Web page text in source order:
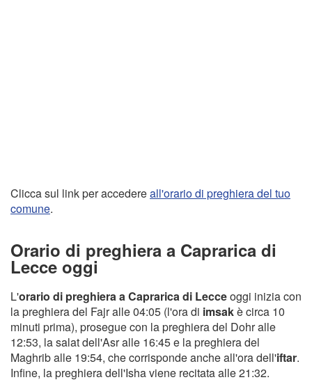
Clicca sul link per accedereall'orario di preghiera del tuo
comune.
Orario di preghiera a Caprarica di
Lecce oggi
L'orario di preghiera a Caprarica di Lecceoggi inizia con
la preghiera del Fajr alle 04:05 (l'ora di imsakè circa 10
minuti prima), prosegue con la preghiera del Dohr alle
12:53, la salat dell'Asr alle 16:45 e la preghiera del
Maghrib alle 19:54, che corrisponde anche all'ora dell'iftar.
Infine, la preghiera dell'Isha viene recitata alle 21:32.